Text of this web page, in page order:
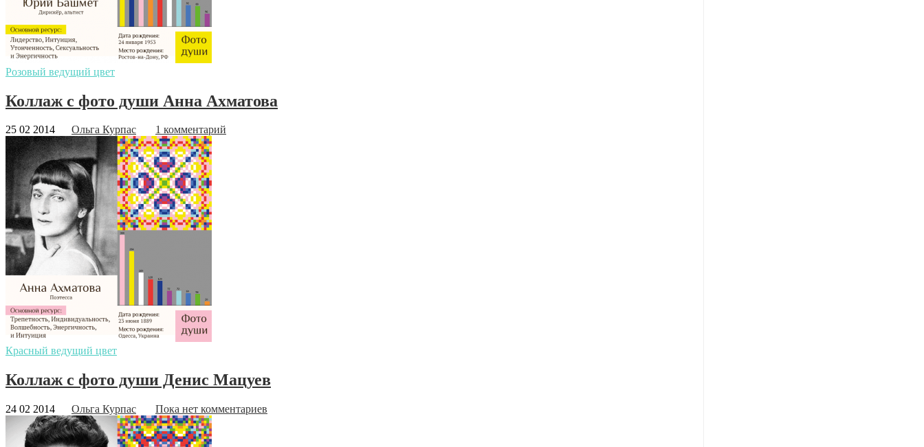
Розовый ведущий цвет
Коллаж с фото души Анна Ахматова
25 02 2014 Ольга Курпас 1 комментарий
Красный ведущий цвет
Коллаж с фото души Денис Мацуев
24 02 2014 Ольга Курпас Пока нет комментариев